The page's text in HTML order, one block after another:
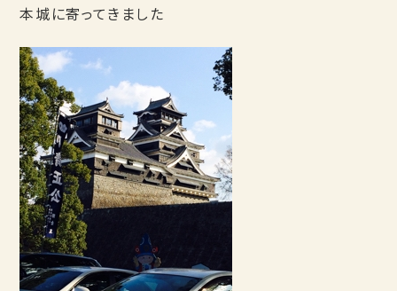
本城に寄ってきました